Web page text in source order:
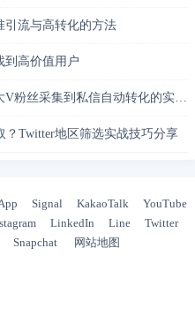
引流与高转化的方法
到高价值用户
丝采集到私信自动转化的实操闭环
Twitter地区筛选实战技巧分享
Signal KakaoTalk
YouTube
LinkedIn Line
Twitter
Snapchat 网站地图